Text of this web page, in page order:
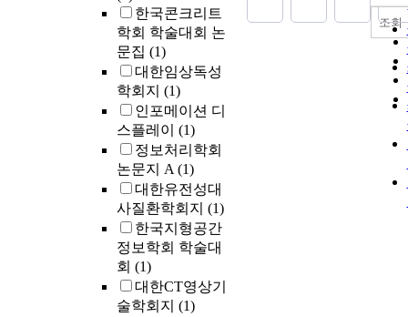
한국콘크리트
학회 학술대회 논
문집 (1)
대한임상독성
학회지 (1)
인포메이션 디
스플레이 (1)
정보처리학회
논문지 A(1)
대한유전성대
사질환학회지 (1)
한국지형공간
정보학회 학술대
회 (1)
대한CT영상기
술학회지 (1)
effects can
be fatal. In
year-old man
of dyspnea and
generalized
had been
clopidogrel
coronary
showed acute
the cylinder
조회